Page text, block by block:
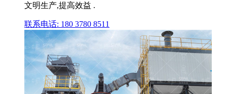
文明生产,提高效益 .
联系电话: 180 3780 8511